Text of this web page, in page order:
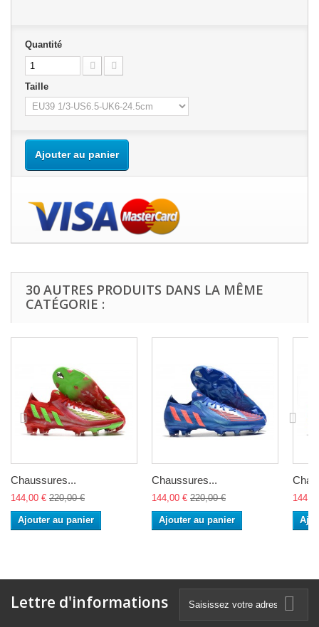
Quantité
Taille
Ajouter au panier
30 AUTRES PRODUITS DANS LA MÊME
CATÉGORIE :
Chaussures...
144,00 € 220,00 €
Ajouter au panier
Chaussures...
144,00 € 220,00 €
Ajouter au panier
Lettre d'informations